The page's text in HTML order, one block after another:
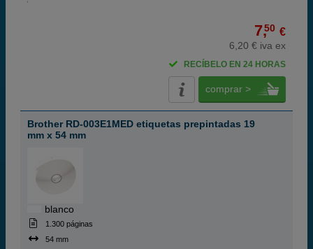
7,50 €
6,20 € iva ex
RECÍBELO EN 24 HORAS
comprar >
Brother RD-003E1MED etiquetas prepintadas 19
mm x 54 mm
blanco
1.300 páginas
54 mm